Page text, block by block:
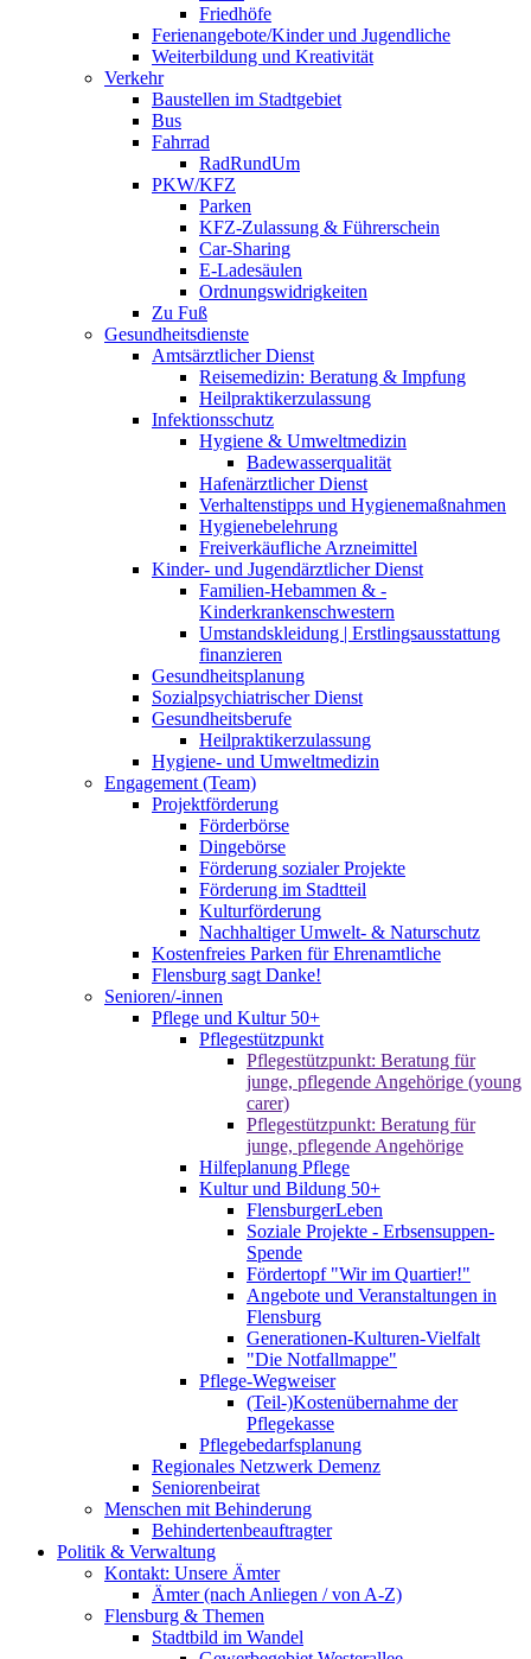
Friedhöfe
Ferienangebote/Kinder und Jugendliche
Weiterbildung und Kreativität
Verkehr
Baustellen im Stadtgebiet
Bus
Fahrrad
RadRundUm
PKW/KFZ
Parken
KFZ-Zulassung & Führerschein
Car-Sharing
E-Ladesäulen
Ordnungswidrigkeiten
Zu Fuß
Gesundheitsdienste
Amtsärztlicher Dienst
Reisemedizin: Beratung & Impfung
Heilpraktikerzulassung
Infektionsschutz
Hygiene & Umweltmedizin
Badewasserqualität
Hafenärztlicher Dienst
Verhaltenstipps und Hygienemaßnahmen
Hygienebelehrung
Freiverkäufliche Arzneimittel
Kinder- und Jugendärztlicher Dienst
Familien-Hebammen & -
Kinderkrankenschwestern
Umstandskleidung | Erstlingsausstattung
finanzieren
Gesundheitsplanung
Sozialpsychiatrischer Dienst
Gesundheitsberufe
Heilpraktikerzulassung
Hygiene- und Umweltmedizin
Engagement (Team)
Projektförderung
Förderbörse
Dingebörse
Förderung sozialer Projekte
Förderung im Stadtteil
Kulturförderung
Nachhaltiger Umwelt- & Naturschutz
Kostenfreies Parken für Ehrenamtliche
Flensburg sagt Danke!
Senioren/-innen
Pflege und Kultur 50+
Pflegestützpunkt
Pflegestützpunkt: Beratung für
junge, pflegende Angehörige (young
carer)
Pflegestützpunkt: Beratung für
junge, pflegende Angehörige
Hilfeplanung Pflege
Kultur und Bildung 50+
FlensburgerLeben
Soziale Projekte - Erbsensuppen-
Spende
Fördertopf "Wir im Quartier!"
Angebote und Veranstaltungen in
Flensburg
Generationen-Kulturen-Vielfalt
"Die Notfallmappe"
Pflege-Wegweiser
(Teil-)Kostenübernahme der
Pflegekasse
Pflegebedarfsplanung
Regionales Netzwerk Demenz
Seniorenbeirat
Menschen mit Behinderung
Behindertenbeauftragter
Politik & Verwaltung
Kontakt: Unsere Ämter
Ämter (nach Anliegen / von A-Z)
Flensburg & Themen
Stadtbild im Wandel